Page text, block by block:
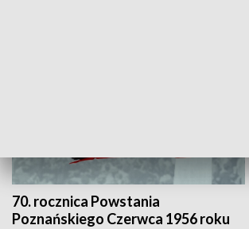
70. rocznica Powstania
Poznańskiego Czerwca 1956 roku